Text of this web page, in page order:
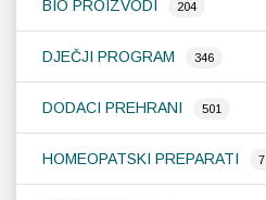
BIO PROIZVODI 204
DJEČJI PROGRAM 346
DODACI PREHRANI 501
HOMEOPATSKI PREPARATI 7